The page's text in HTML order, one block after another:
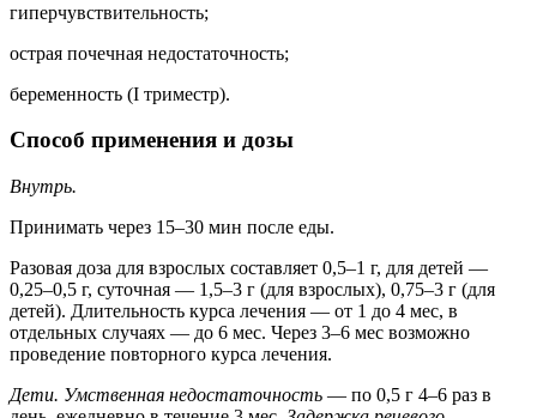
гиперчувствительность;
острая почечная недостаточность;
беременность (I триместр).
Способ применения и дозы
Внутрь.
Принимать через 15–30 мин после еды.
Разовая доза для взрослых составляет 0,5–1 г, для детей —
0,25–0,5 г, суточная — 1,5–3 г (для взрослых), 0,75–3 г (для
детей). Длительность курса лечения — от 1 до 4 мес, в
отдельных случаях — до 6 мес. Через 3–6 мес возможно
проведение повторного курса лечения.
Дети. Умственная недостаточность — по 0,5 г 4–6 раз в